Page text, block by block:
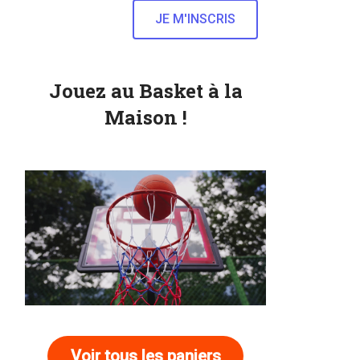
Jouez au Basket à la
Maison !
Voir tous les paniers